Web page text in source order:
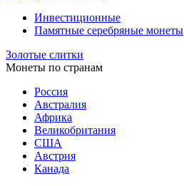
Инвестиционные
Памятные серебряные монеты
Золотые слитки
Монеты по странам
Россия
Австралия
Африка
Великобритания
США
Австрия
Канада